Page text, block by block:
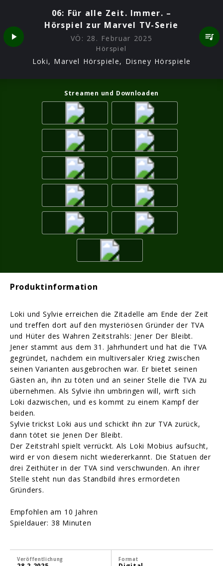
06: Für alle Zeit. Immer. –
Hörspiel zur Marvel TV-Serie
VÖ: 28. Februar 2025
Hörspiel
Loki, Marvel Hörspiele, Disney Hörspiele
Streamen und Downloaden
Produktinformation
Loki und Sylvie erreichen die Zitadelle am Ende der Zeit
und treffen dort auf den mysteriösen Gründer der TVA
und Hüter des Wahren Zeitstrahls: Jener Der Bleibt.
Jener stammt aus dem 31. Jahrhundert und hat die TVA
gegründet, nachdem ein multiversaler Krieg zwischen
seinen Varianten ausgebrochen war. Er bietet seinen
Gästen an, ihn zu töten und an seiner Stelle die TVA zu
übernehmen. Als Sylvie ihn umbringen will, wirft sich
Loki dazwischen, und es kommt zu einem Kampf der
beiden.
Sylvie trickst Loki aus und schickt ihn zur TVA zurück,
dann tötet sie Jenen Der Bleibt.
Der Zeitstrahl spielt verrückt. Als Loki Mobius aufsucht,
wird er von diesem nicht wiedererkannt. Die Statuen der
drei Zeithüter in der TVA sind verschwunden. An ihrer
Stelle steht nun das Standbild ihres ermordeten
Gründers.
Empfohlen am 10 Jahren
Spieldauer: 38 Minuten
Veröffentlichung Format